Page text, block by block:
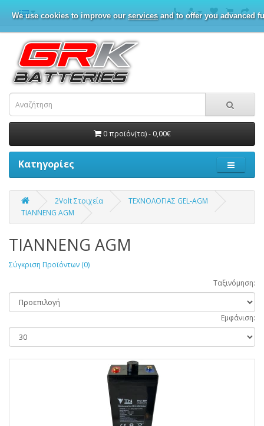
We use cookies to improve our servicesand to offer you advanced
0 προϊόν(τα) - 0,00€
Κατηγορίες
2Volt Στοιχεία
ΤΕΧΝΟΛΟΓΙΑΣ GEL-AGM
TIANNENG AGM
TIANNENG AGM
Σύγκριση Προϊόντων (0)
Ταξινόμηση:
Εμφάνιση: